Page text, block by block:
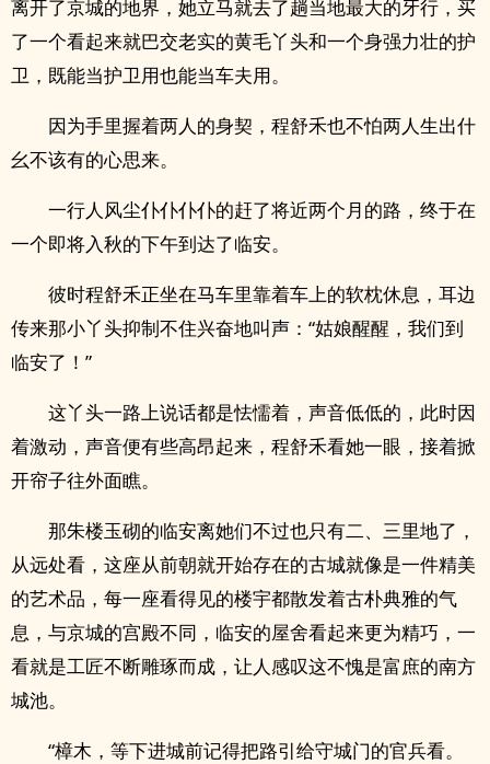
离开了京城的地界，她立马就去了趟当地最大的牙行，买
了一个看起来就巴交老实的黄毛丫头和一个身强力壮的护
卫，既能当护卫用也能当车夫用。
因为手里握着两人的身契，程舒禾也不怕两人生出什
幺不该有的心思来。
一行人风尘仆仆仆仆的赶了将近两个月的路，终于在
一个即将入秋的下午到达了临安。
彼时程舒禾正坐在马车里靠着车上的软枕休息，耳边
传来那小丫头抑制不住兴奋地叫声：“姑娘醒醒，我们到
临安了！”
这丫头一路上说话都是怯懦着，声音低低的，此时因
着激动，声音便有些高昂起来，程舒禾看她一眼，接着掀
开帘子往外面瞧。
那朱楼玉砌的临安离她们不过也只有二、三里地了，
从远处看，这座从前朝就开始存在的古城就像是一件精美
的艺术品，每一座看得见的楼宇都散发着古朴典雅的气
息，与京城的宫殿不同，临安的屋舍看起来更为精巧，一
看就是工匠不断雕琢而成，让人感叹这不愧是富庶的南方
城池。
“樟木，等下进城前记得把路引给守城门的官兵看。